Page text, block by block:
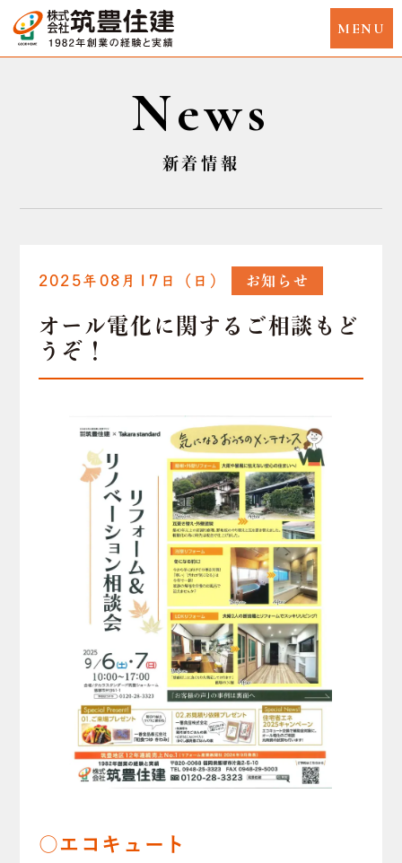
News
新着情報
2025年08月17日（日） お知らせ
オール電化に関するご相談もど
うぞ！
○エコキュート